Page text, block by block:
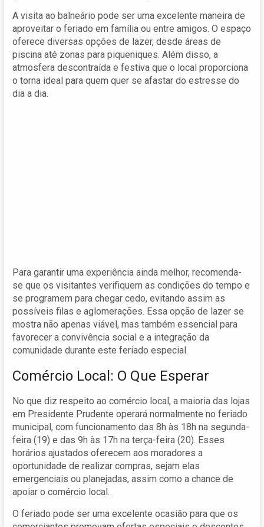
A visita ao balneário pode ser uma excelente maneira de
aproveitar o feriado em família ou entre amigos. O espaço
oferece diversas opções de lazer, desde áreas de
piscina até zonas para piqueniques. Além disso, a
atmosfera descontraída e festiva que o local proporciona
o torna ideal para quem quer se afastar do estresse do
dia a dia.
Para garantir uma experiência ainda melhor, recomenda-
se que os visitantes verifiquem as condições do tempo e
se programem para chegar cedo, evitando assim as
possíveis filas e aglomerações. Essa opção de lazer se
mostra não apenas viável, mas também essencial para
favorecer a convivência social e a integração da
comunidade durante este feriado especial.
Comércio Local: O Que Esperar
No que diz respeito ao comércio local, a maioria das lojas
em Presidente Prudente operará normalmente no feriado
municipal, com funcionamento das 8h às 18h na segunda-
feira (19) e das 9h às 17h na terça-feira (20). Esses
horários ajustados oferecem aos moradores a
oportunidade de realizar compras, sejam elas
emergenciais ou planejadas, assim como a chance de
apoiar o comércio local.
O feriado pode ser uma excelente ocasião para que os